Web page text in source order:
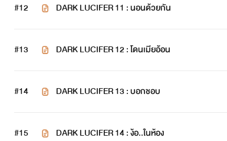
#12 DARK LUCIFER 11 : นอนด้วยกัน
#13 DARK LUCIFER 12 : โดนเมียอ้อน
#14 DARK LUCIFER 13 : บอกชอบ
#15 DARK LUCIFER 14 : ง้อ..ในห้อง